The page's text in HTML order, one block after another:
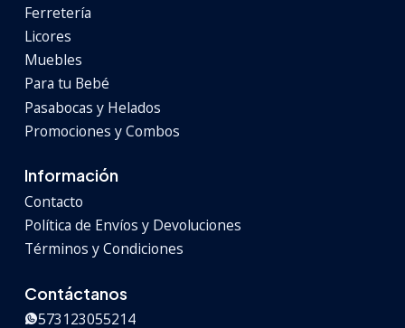
Ferretería
Licores
Muebles
Para tu Bebé
Pasabocas y Helados
Promociones y Combos
Información
Contacto
Política de Envíos y Devoluciones
Términos y Condiciones
Contáctanos
573123055214